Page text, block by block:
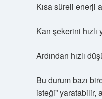
Kısa süreli enerji
Kan şekerini hızlı
Ardından hızlı
Bu durum bazı
isteği” yaratabilir,